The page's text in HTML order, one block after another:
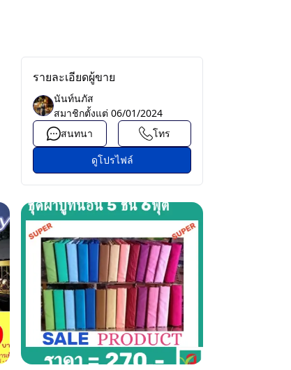
รายละเอียดผู้ขาย
นันท์นภัส
สมาชิกตั้งแต่ 06/01/2024
สนทนา
โทร
ดูโปรไฟล์